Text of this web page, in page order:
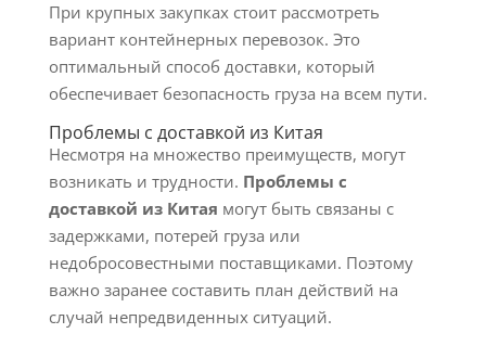
При крупных закупках стоит рассмотреть
вариант контейнерных перевозок. Это
оптимальный способ доставки, который
обеспечивает безопасность груза на всем пути.
Проблемы с доставкой из Китая
Несмотря на множество преимуществ, могут
возникать и трудности. Проблемы с
доставкой из Китая могут быть связаны с
задержками, потерей груза или
недобросовестными поставщиками. Поэтому
важно заранее составить план действий на
случай непредвиденных ситуаций.